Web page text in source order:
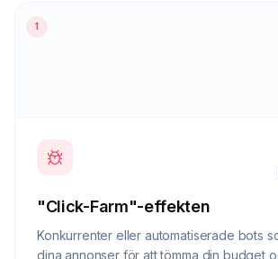
1
"Click-Farm"-effekten
Konkurrenter eller automatiserade bots
dina annonser för att tömma din budget